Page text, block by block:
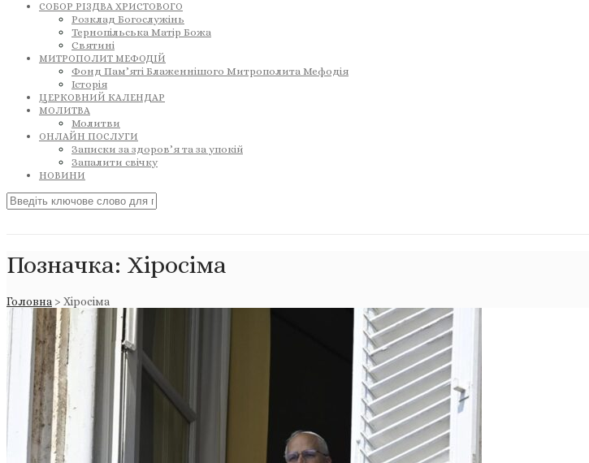
СОБОР РІЗДВА ХРИСТОВОГО
Розклад Богослужінь
Тернопільська Матір Божа
Святині
МИТРОПОЛИТ МЕФОДІЙ
Фонд Пам’яті Блаженнішого Митрополита Мефодія
Історія
ЦЕРКОВНИЙ КАЛЕНДАР
МОЛИТВА
Молитви
ОНЛАЙН ПОСЛУГИ
Записки за здоров’я та за упокій
Запалити свічку
НОВИНИ
Позначка: Хіросіма
Головна > Хіросіма